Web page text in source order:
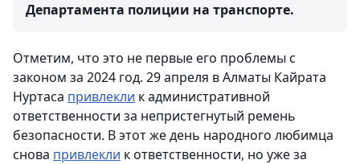
Департамента полиции на транспорте.
Отметим, что это не первые его проблемы с
законом за 2024 год. 29 апреля в Алматы Кайрата
Нуртаса привлекли к административной
ответственности за непристегнутый ремень
безопасности. В этот же день народного любимца
снова привлекли к ответственности, но уже за